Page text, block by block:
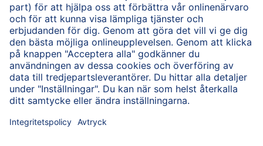
Användarvillkor
Personuppgiftspolicy
Cookie policy
Om HiPP
Kontakta oss
HiPP för vårdpersonal